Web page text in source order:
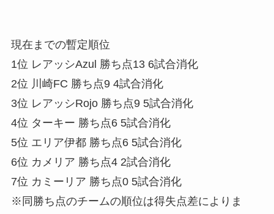
現在までの暫定順位
1位 レアッシAzul 勝ち点13 6試合消化
2位 川崎FC 勝ち点9 4試合消化
3位 レアッシRojo 勝ち点9 5試合消化
4位 ターキー 勝ち点6 5試合消化
5位 エリア伊都 勝ち点6 5試合消化
6位 カメリア 勝ち点4 2試合消化
7位 カミーリア 勝ち点0 5試合消化
※同勝ち点のチームの順位は得失点差によりま